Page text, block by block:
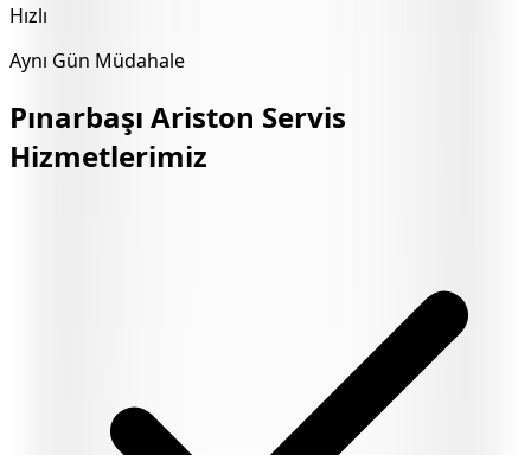
Hızlı
Aynı Gün Müdahale
Pınarbaşı Ariston Servis
Hizmetlerimiz